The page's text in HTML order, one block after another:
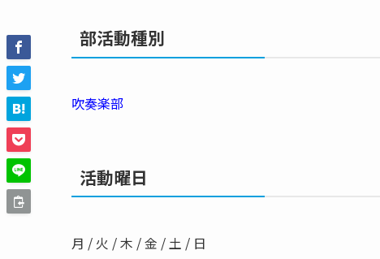
部活動種別
吹奏楽部
活動曜日
月 / 火 / 木 / 金 / 土 / 日